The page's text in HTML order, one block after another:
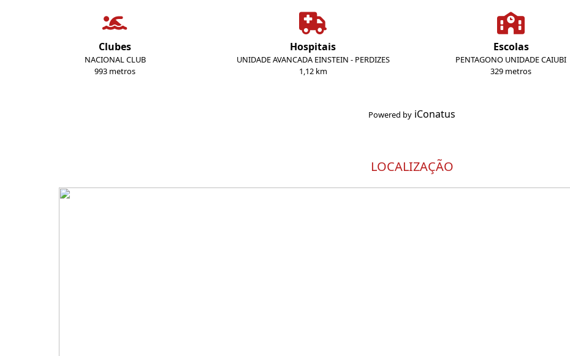
Clubes
NACIONAL CLUB
993 metros
Hospitais
UNIDADE AVANCADA EINSTEIN - PERDIZES
1,12 km
Escolas
PENTAGONO UNIDADE CAIUBI
329 metros
Powered by iConatus
LOCALIZAÇÃO